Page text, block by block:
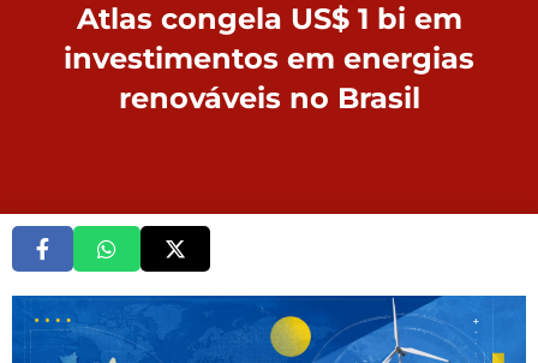
Atlas congela US$ 1 bi em
investimentos em energias
renováveis no Brasil